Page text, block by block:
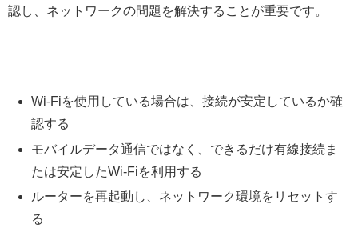
認し、ネットワークの問題を解決することが重要です。
Wi-Fiを使用している場合は、接続が安定しているか確
認する
モバイルデータ通信ではなく、できるだけ有線接続ま
たは安定したWi-Fiを利用する
ルーターを再起動し、ネットワーク環境をリセットす
る